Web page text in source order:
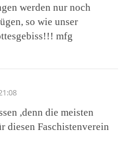
werden nur noch
so wie unser
mfg
,denn die meisten
diesen Faschistenverein